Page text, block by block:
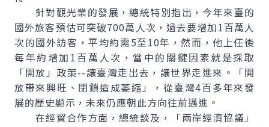
針對觀光業的發展，總統特別指出，今年來臺的
國外旅客預估可突破700萬人次，過去要增加1百萬人
次的國外訪客，平均約需5至10年，然而，他上任後
每年約增加1百萬人次，當中的關鍵因素就是採取
「開放」政策--讓臺灣走出去，讓世界走進來。「開
放帶來興旺、閉鎖造成萎縮」，從臺灣4百多年來發
展的歷史顯示，未來仍應朝此方向往前邁進。
在經貿合作方面，總統談及，「兩岸經濟協議」